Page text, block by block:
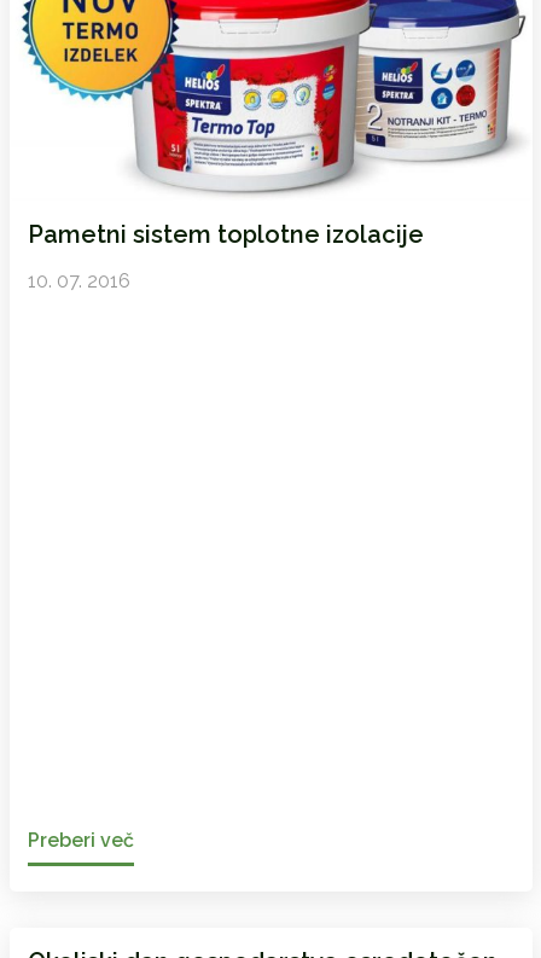
Pametni sistem toplotne izolacije
10. 07. 2016
Preberi več